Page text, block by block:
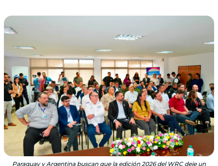
Paraguay y Argentina buscan que la edición 2026 del WRC deje un